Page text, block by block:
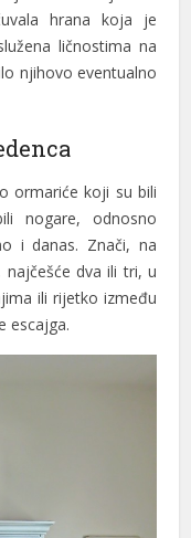
hrana koja je
ličnostima na
njihovo eventualno
ormariće koji su bili
nogare, odnosno
i danas. Znači, na
dva ili tri, u
ili rijetko između
escajga.